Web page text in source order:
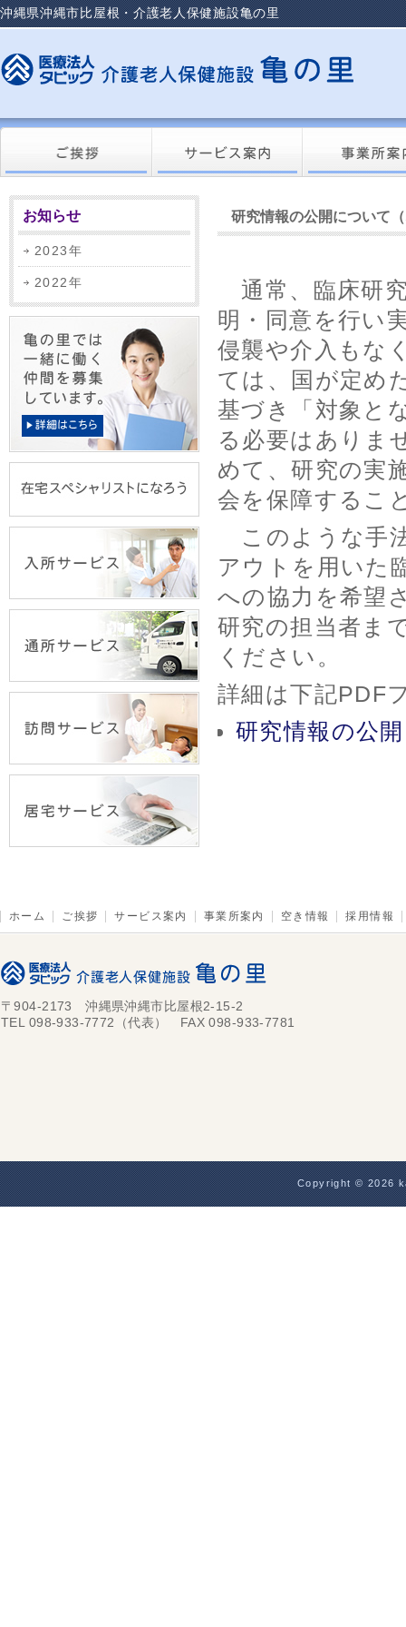
沖縄県沖縄市比屋根・介護老人保健施設亀の里
研究情報の公開について
通常、臨床研
明・同意を行い
侵襲や介入もな
ては、国が定め
基づき「対象と
る必要はありま
めて、研究の実
会を保障するこ
このような手
アウトを用いた
への協力を希望
研究の担当者ま
ください。
詳細は下記PDF
研究情報の公
お知らせ
2023年
2022年
ホーム ご挨拶 サービス案内 事業所案内 空き情報 採用情報
〒904-2173 沖縄県沖縄市比屋根2-15-2
TEL 098-933-7772（代表） FAX 098-933-7781
Copyright © 2026